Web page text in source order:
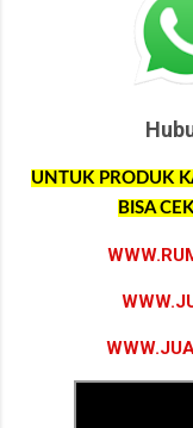
UNTUK PRODUK
BISA